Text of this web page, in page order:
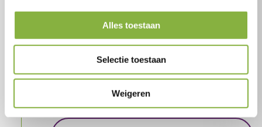
Alles toestaan
Selectie toestaan
Weigeren
Bereken jouw Wmo-indicatie
Kom er achter of je in aanmerking komt voor de
hulp die je wenst.